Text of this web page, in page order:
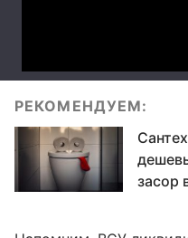
РЕКОМЕНДУЕМ:
засор